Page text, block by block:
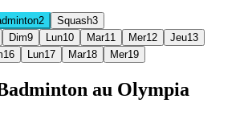
2 Squash3
Dim9 Lun10 Mar11 Mer12 Jeu13
16 Lun17 Mar18 Mer19
au Olympia